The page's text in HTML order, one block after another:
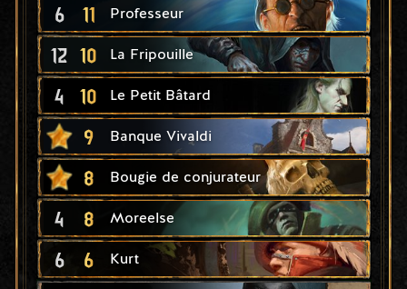
6 11 Professeur
12 10 La Fripouille
4 10 Le Petit Bâtard
9 Banque Vivaldi
8 Bougie de conjurateur
4 8 Moreelse
6 6 Kurt